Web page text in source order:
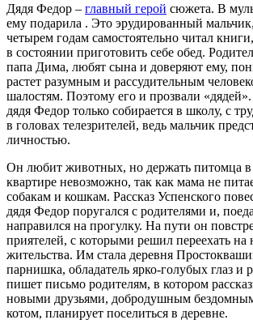
Дядя Федор – главный герой сюжета. В
ему подарила . Это эрудированный
четырем годам самостоятельно читал
в состоянии приготовить себе обед.
папа Дима, любят сына и доверяют ему,
растет разумным и рассудительным
шалостям. Поэтому его и прозвали
дядя Федор только собирается в школу, с
в головах телезрителей, ведь мальчик
личностью.
Он любит животных, но держать питомца в
квартире невозможно, так как мама не
собакам и кошкам. Рассказ Успенского
дядя Федор поругался с родителями и,
направился на прогулку. На пути он
приятелей, с которыми решил переехать на
жительства. Им стала деревня
парнишка, обладатель ярко-голубых глаз и
пишет письмо родителям, в котором
новыми друзьями, добродушным
котом, планирует поселиться в деревне.